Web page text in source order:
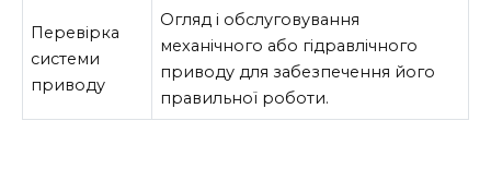
Перевірка
системи
приводу
Огляд і обслуговування
механічного або гідравлічного
приводу для забезпечення його
правильної роботи.